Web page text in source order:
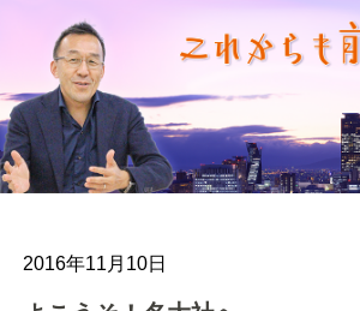
2016年11月10日